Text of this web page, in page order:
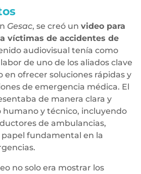
Gesac, se creó un video para
víctimas de accidentes de
audiovisual tenía como
de uno de los aliados clave
en ofrecer soluciones rápidas y
de emergencia médica. El
de manera clara y
y técnico, incluyendo
de ambulancias,
fundamental en la
no solo era mostrar los